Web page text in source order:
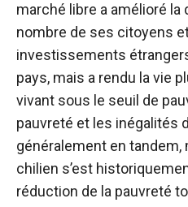
marché libre a amélioré la
nombre de ses citoyens
investissements
pays, mais a rendu la vie
vivant sous le seuil de
pauvreté et les inégalités
généralement en
chilien s’est
réduction de la pauvreté